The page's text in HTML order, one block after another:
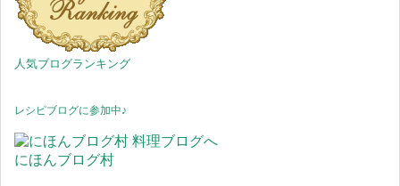
人気ブログランキング
レシピブログに参加中♪
にほんブログ村